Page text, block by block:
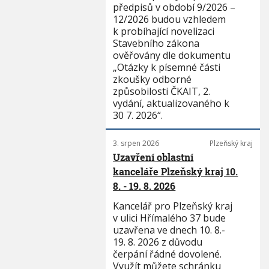
předpisů v období 9/2026 –
12/2026 budou vzhledem
k probíhající novelizaci
Stavebního zákona
ověřovány dle dokumentu
„Otázky k písemné části
zkoušky odborné
způsobilosti ČKAIT, 2.
vydání, aktualizovaného k
30 7. 2026“.
3. srpen 2026 Plzeňský kraj
Uzavření oblastní
kanceláře Plzeňský kraj 10.
8. - 19. 8. 2026
Kancelář pro Plzeňský kraj
v ulici Hřímalého 37 bude
uzavřena ve dnech 10. 8.-
19. 8. 2026 z důvodu
čerpání řádné dovolené.
Využít můžete schránku